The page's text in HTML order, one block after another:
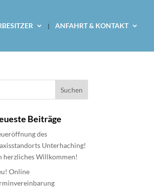
ANFAHRT & KONTAKT
Beiträge
des
Unterhaching!
herzliches Willkommen!
Online